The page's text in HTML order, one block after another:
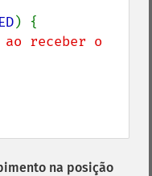
) {
ao receber o
na posição